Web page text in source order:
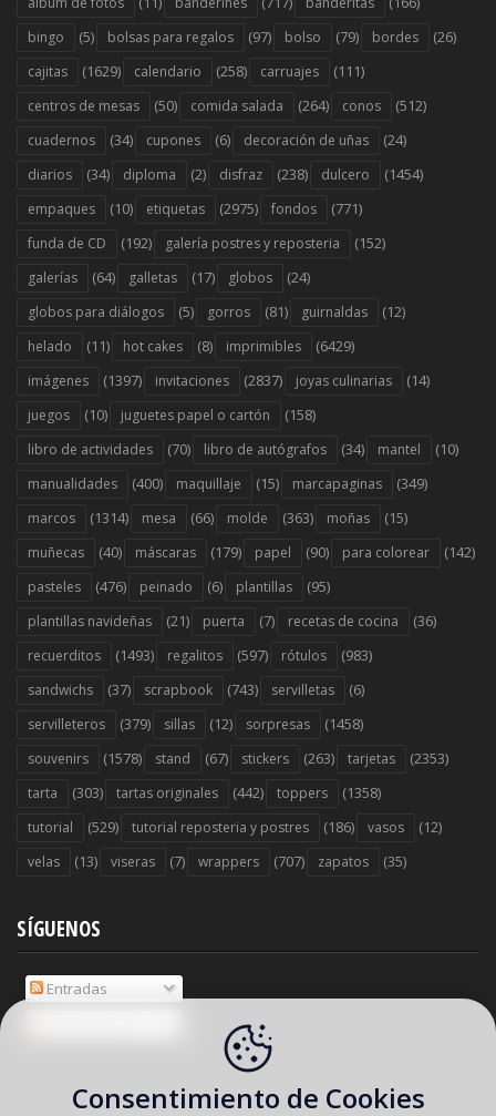
bingo (5) bolsas para regalos (97) bolso (79) bordes (26)
cajitas (1629) calendario (258) carruajes (111)
centros de mesas (50) comida salada (264) conos (512)
cuadernos (34) cupones (6) decoración de uñas (24)
diarios (34) diploma (2) disfraz (238) dulcero (1454)
empaques (10) etiquetas (2975) fondos (771)
funda de CD (192) galería postres y reposteria (152)
galerías (64) galletas (17) globos (24)
globos para diálogos (5) gorros (81) guirnaldas (12)
helado (11) hot cakes (8) imprimibles (6429)
imágenes (1397) invitaciones (2837) joyas culinarias (14)
juegos (10) juguetes papel o cartón (158)
libro de actividades (70) libro de autógrafos (34) mantel (10)
manualidades (400) maquillaje (15) marcapaginas (349)
marcos (1314) mesa (66) molde (363) moñas (15)
muñecas (40) máscaras (179) papel (90) para colorear (142)
pasteles (476) peinado (6) plantillas (95)
plantillas navideñas (21) puerta (7) recetas de cocina (36)
recuerditos (1493) regalitos (597) rótulos (983)
sandwichs (37) scrapbook (743) servilletas (6)
servilleteros (379) sillas (12) sorpresas (1458)
souvenirs (1578) stand (67) stickers (263) tarjetas (2353)
tarta (303) tartas originales (442) toppers (1358)
tutorial (529) tutorial reposteria y postres (186) vasos (12)
velas (13) viseras (7) wrappers (707) zapatos (35)
SÍGUENOS
Entradas
Consentimiento de Cookies